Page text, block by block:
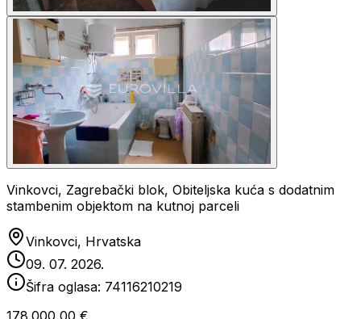
Vinkovci, Zagrebački blok, Obiteljska kuća s dodatnim
stambenim objektom na kutnoj parceli
Vinkovci, Hrvatska
09. 07. 2026.
Šifra oglasa: 74116210219
178.000,00 €